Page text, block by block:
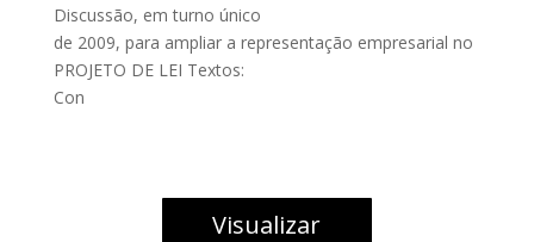
Discussão, em turno único
de 2009, para ampliar a representação empresarial no
PROJETO DE LEI Textos:
Con
Visualizar